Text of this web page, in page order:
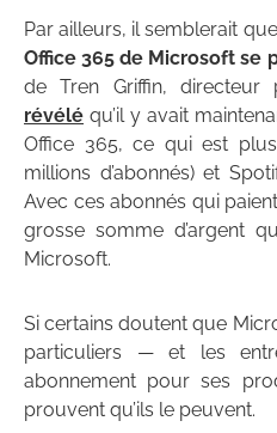
Par ailleurs, il semblerait que
Office 365 de Microsoft se
de Tren Griffin, directeur
révélé qu’il y avait
Office 365, ce qui est
millions d’abonnés) et
Avec ces abonnés qui
grosse somme d’argent
Microsoft.
Si certains doutent que
particuliers — et les
abonnement pour ses
prouvent qu’ils le peuvent.